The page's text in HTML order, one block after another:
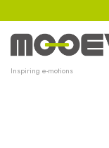
al
contenido
Inspiring e-motions